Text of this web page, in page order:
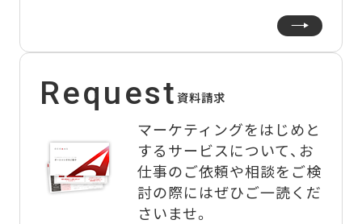
Request資料請求
マーケティングをはじめと
するサービスについて、 お
仕事のご依頼や相談をご検
討の際にはぜひご一読くだ
さいませ。